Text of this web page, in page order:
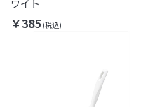
ワイト
￥385